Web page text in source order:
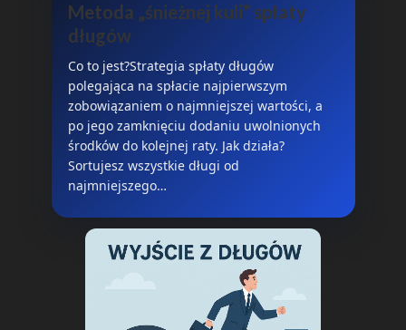
Metoda „śnieżnej kuli” spłaty
długów
Co to jest?Strategia spłaty długów
polegająca na spłacie najpierwszym
zobowiązaniem o najmniejszej wartości, a
po jego zamknięciu dodaniu uwolnionych
środków do kolejnej raty. Jak działa?
Sortujesz wszystkie długi od
najmniejszego…